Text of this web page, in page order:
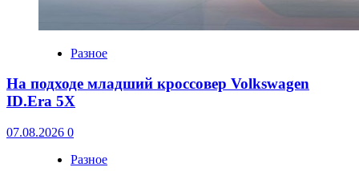
Разное
На подходе младший кроссовер Volkswagen
ID.Era 5X
07.08.2026 0
Разное